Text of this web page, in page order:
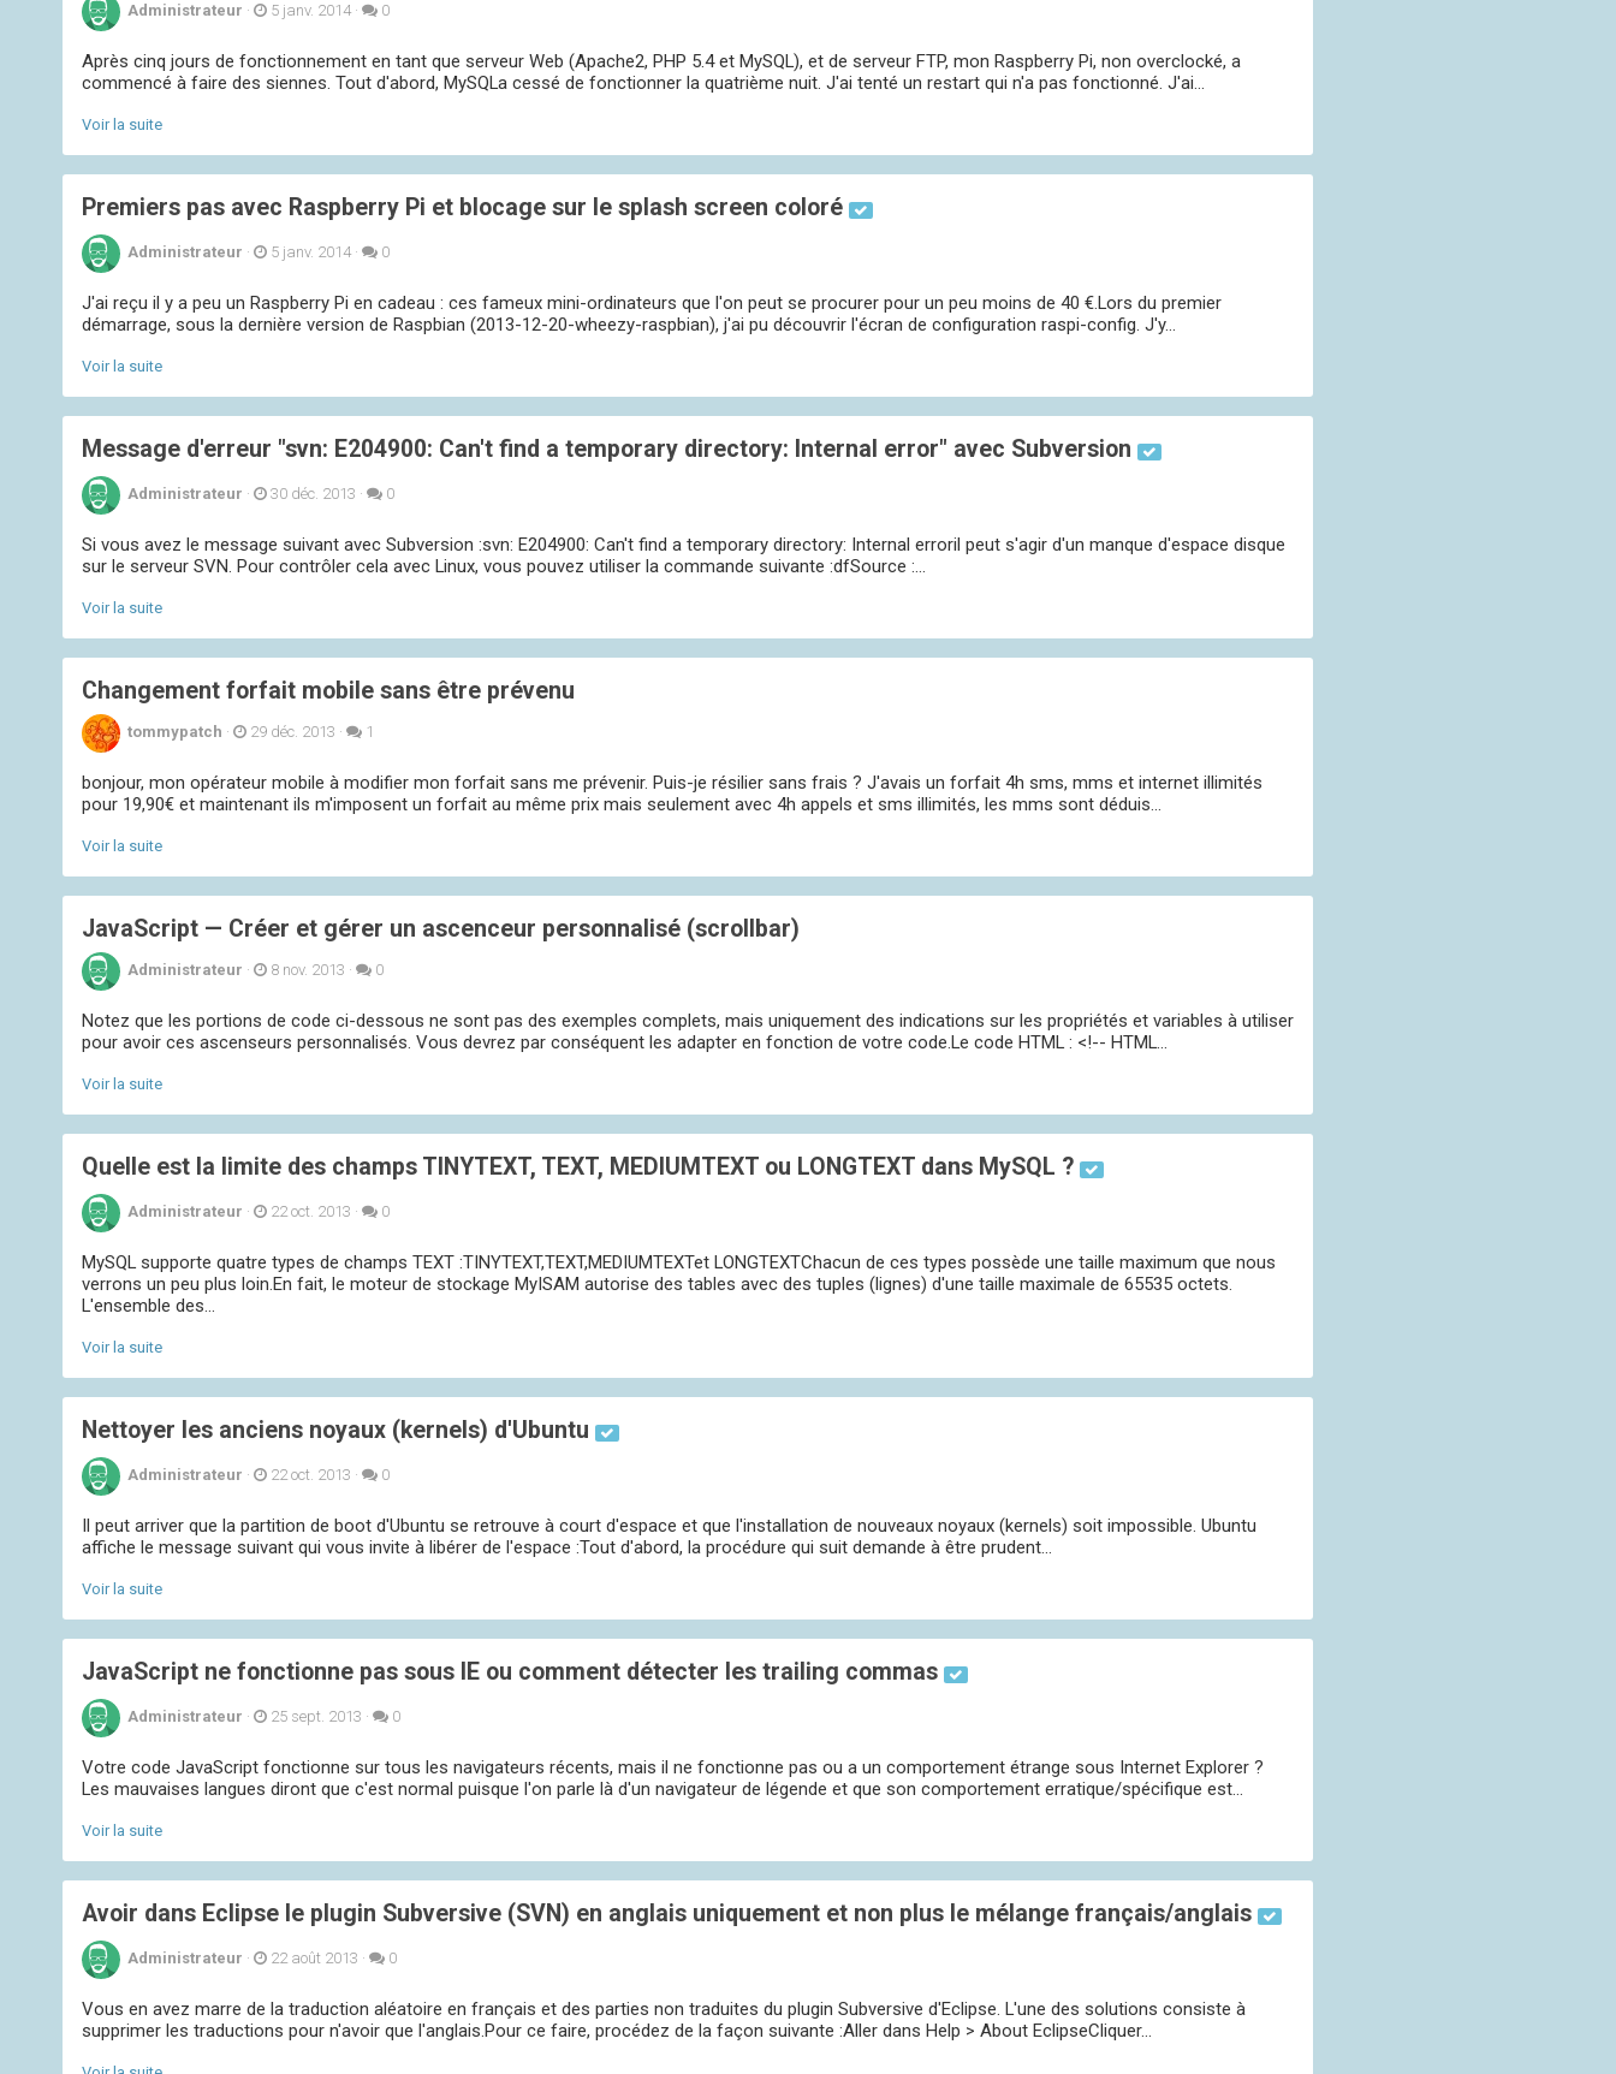
Administrateur · 5 janv. 2014· 0
Après cinq jours de fonctionnement en tant que serveur Web (Apache2, PHP 5.4 et MySQL), et de serveur FTP, mon Raspberry Pi, non overclocké, a
commencé à faire des siennes. Tout d'abord, MySQLa cessé de fonctionner la quatrième nuit. J'ai tenté un restart qui n'a pas fonctionné. J'ai...
Voir la suite
Premiers pas avec Raspberry Pi et blocage sur le splash screen coloré
Administrateur · 5 janv. 2014· 0
J'ai reçu il y a peu un Raspberry Pi en cadeau : ces fameux mini-ordinateurs que l'on peut se procurer pour un peu moins de 40 €.Lors du premier
démarrage, sous la dernière version de Raspbian (2013-12-20-wheezy-raspbian), j'ai pu découvrir l'écran de configuration raspi-config. J'y...
Voir la suite
Message d'erreur "svn: E204900: Can't find a temporary directory: Internal error" avec Subversion
Administrateur · 30 déc. 2013 · 0
Si vous avez le message suivant avec Subversion :svn: E204900: Can't find a temporary directory: Internal erroril peut s'agir d'un manque d'espace disque
sur le serveur SVN. Pour contrôler cela avec Linux, vous pouvez utiliser la commande suivante :dfSource :...
Voir la suite
Changement forfait mobile sans être prévenu
tommypatch · 29 déc. 2013 · 1
bonjour, mon opérateur mobile à modifier mon forfait sans me prévenir. Puis-je résilier sans frais ? J'avais un forfait 4h sms, mms et internet illimités
pour 19,90€ et maintenant ils m'imposent un forfait au même prix mais seulement avec 4h appels et sms illimités, les mms sont déduis...
Voir la suite
JavaScript — Créer et gérer un ascenceur personnalisé (scrollbar)
Administrateur · 8 nov. 2013 · 0
Notez que les portions de code ci-dessous ne sont pas des exemples complets, mais uniquement des indications sur les propriétés et variables à utiliser
pour avoir ces ascenseurs personnalisés. Vous devrez par conséquent les adapter en fonction de votre code.Le code HTML : <!-- HTML...
Voir la suite
Quelle est la limite des champs TINYTEXT, TEXT, MEDIUMTEXT ou LONGTEXT dans MySQL ?
Administrateur · 22 oct. 2013 · 0
MySQL supporte quatre types de champs TEXT :TINYTEXT,TEXT,MEDIUMTEXTet LONGTEXTChacun de ces types possède une taille maximum que nous
verrons un peu plus loin.En fait, le moteur de stockage MyISAM autorise des tables avec des tuples (lignes) d'une taille maximale de 65535 octets.
L'ensemble des...
Voir la suite
Nettoyer les anciens noyaux (kernels) d'Ubuntu
Administrateur · 22 oct. 2013 · 0
Il peut arriver que la partition de boot d'Ubuntu se retrouve à court d'espace et que l'installation de nouveaux noyaux (kernels) soit impossible. Ubuntu
affiche le message suivant qui vous invite à libérer de l'espace :Tout d'abord, la procédure qui suit demande à être prudent...
Voir la suite
JavaScript ne fonctionne pas sous IE ou comment détecter les trailing commas
Administrateur · 25 sept. 2013 · 0
Votre code JavaScript fonctionne sur tous les navigateurs récents, mais il ne fonctionne pas ou a un comportement étrange sous Internet Explorer ?
Les mauvaises langues diront que c'est normal puisque l'on parle là d'un navigateur de légende et que son comportement erratique/spécifique est...
Voir la suite
Avoir dans Eclipse le plugin Subversive (SVN) en anglais uniquement et non plus le mélange français/anglais
Administrateur · 22 août 2013 · 0
Vous en avez marre de la traduction aléatoire en français et des parties non traduites du plugin Subversive d'Eclipse. L'une des solutions consiste à
supprimer les traductions pour n'avoir que l'anglais.Pour ce faire, procédez de la façon suivante :Aller dans Help > About EclipseCliquer...